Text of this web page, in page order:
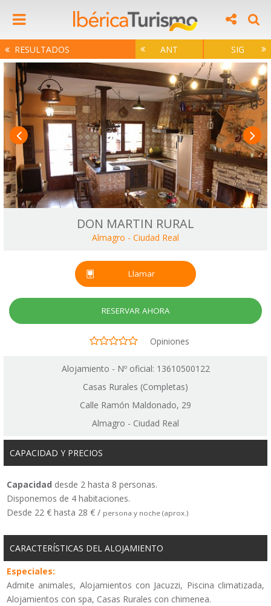
RESULTADOS ANT SIG
DON MARTIN RURAL
Almagro - Ciudad Real
Llamar
RESERVAR AHORA
Opiniones
Alojamiento - Nº oficial: 13610500122
Casas Rurales (Completas)
Calle Ramón Maldonado, 29
Almagro - Ciudad Real
CAPACIDAD Y PRECIOS
Capacidad desde 2 hasta 8 personas.
Disponemos de 4 habitaciones.
Desde 22 € hasta 28 € / persona y noche (aprox.)
CARACTERÍSTICAS DEL ALOJAMIENTO
Especiales:
Admite animales, Alojamientos con Jacuzzi, Piscina climatizada,
Alojamientos con spa, Casas Rurales con chimenea.